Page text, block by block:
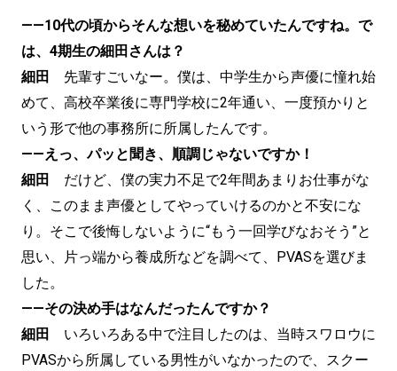
——10代の頃からそんな想いを秘めていたんですね。で
は、4期生の細田さんは？
細田
先輩すごいなー。僕は、中学生から声優に憧れ始
めて、高校卒業後に専門学校に2年通い、一度預かりと
いう形で他の事務所に所属したんです。
——えっ、パッと聞き、順調じゃないですか！
細田
だけど、僕の実力不足で2年間あまりお仕事がな
く、このまま声優としてやっていけるのかと不安にな
り。そこで後悔しないように“もう一回学びなおそう”と
思い、片っ端から養成所などを調べて、PVASを選びま
した。
——その決め手はなんだったんですか？
細田
いろいろある中で注目したのは、当時スワロウに
PVASから所属している男性がいなかったので、スクー